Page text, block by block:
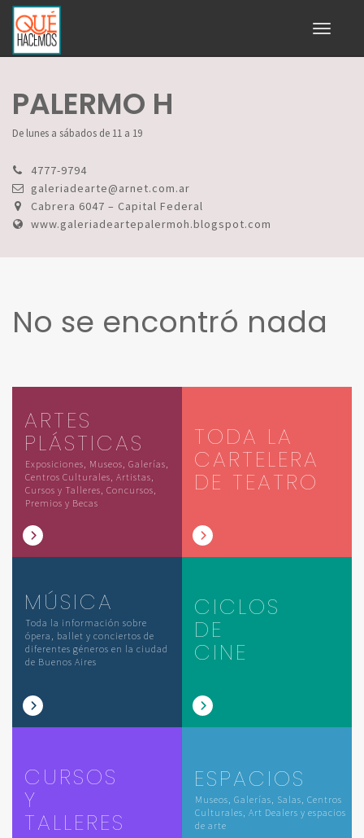
Toggle
PALERMO H
De lunes a sábados de 11 a 19
4777-9794
galeriadearte@arnet.com.ar
Cabrera 6047 – Capital Federal
www.galeriadeartepalermoh.blogspot.com
No se encontró nada
ARTES
PLÁSTICAS
Exposiciones, Museos, Galerías,
Centros Culturales, Artistas,
Cursos y Talleres, Concursos,
Premios y Becas
TODA LA
CARTELERA
DE TEATRO
MÚSICA
Toda la información sobre
ópera, ballet y conciertos de
diferentes géneros en la ciudad
de Buenos Aires
CICLOS
DE
CINE
CURSOS
Y
TALLERES
ESPACIOS
Museos, Galerías, Salas, Centros
Culturales, Art Dealers y espacios
de arte